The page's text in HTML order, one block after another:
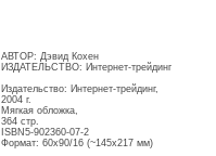
АВТОР: Дэвид Кохен
ИЗДАТЕЛЬСТВО: Интернет-трейдинг
Издательство: Интернет-трейдинг,
2004 г.
Мягкая обложка,
364 стр.
ISBN5-902360-07-2
Формат: 60x90/16 (~145х217 мм)